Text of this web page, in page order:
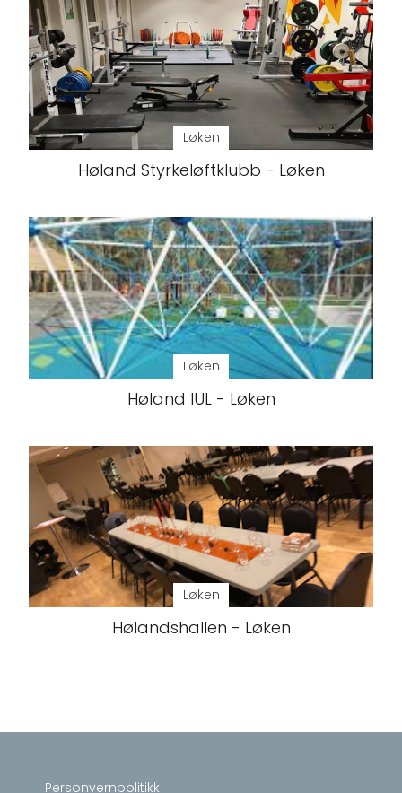
Løken
Høland Styrkeløftklubb - Løken
Løken
Høland IUL - Løken
Løken
Hølandshallen - Løken
Personvernpolitikk